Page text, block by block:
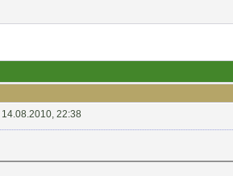
14.08.2010, 22:38